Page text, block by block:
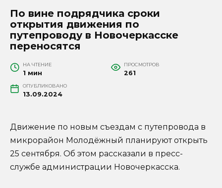
По вине подрядчика сроки
открытия движения по
путепроводу в Новочеркасске
переносятся
НА ЧТЕНИЕ
1 мин
ПРОСМОТРОВ
261
ОПУБЛИКОВАНО
13.09.2024
Движение по новым съездам с путепровода в
микрорайон Молодёжный планируют открыть
25 сентября. Об этом рассказали в пресс-
службе администрации Новочеркасска.